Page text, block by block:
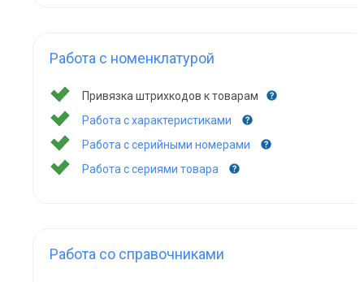
Работа с номенклатурой
Привязка штрихкодов к товарам
Работа с характеристиками
Работа с серийными номерами
Работа с сериями товара
Работа со справочниками